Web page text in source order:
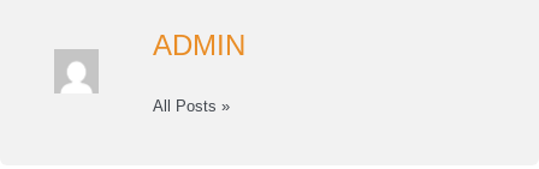
ADMIN
All Posts »